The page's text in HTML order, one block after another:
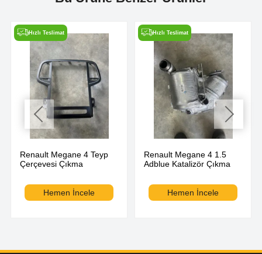
Hızlı Teslimat
Renault Megane 4 Teyp
Çerçevesi Çıkma
Hemen İncele
Hızlı Teslimat
Renault Megane 4 1.5
Adblue Katalizör Çıkma
Hemen İncele